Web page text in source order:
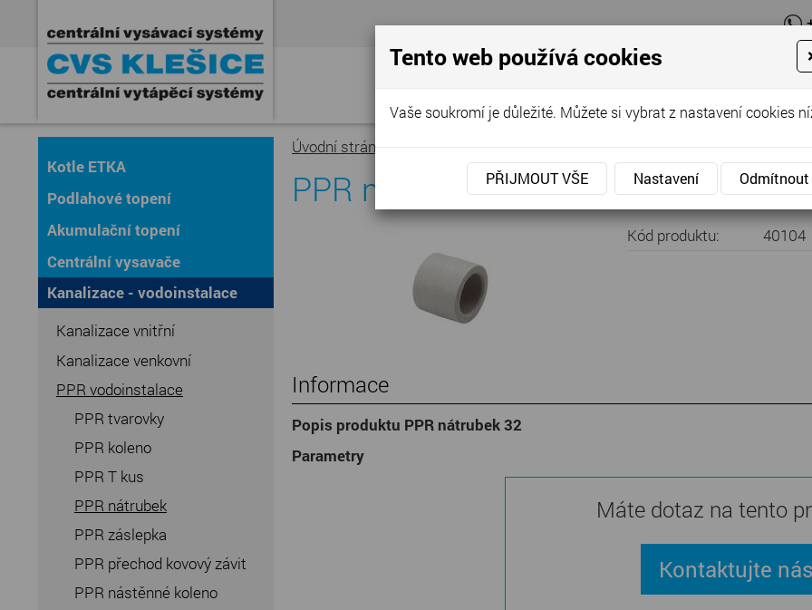
Úvodní stránka
PPR nátrubek 32
Kód produktu: 40104
Informace
Popis produktu PPR nátrubek 32
Parametry
Máte dotaz na tento
Kontaktujte nás
Kotle ETKA
Podlahové topení
Akumulační topení
Centrální vysavače
Kanalizace - vodoinstalace
Kanalizace vnitřní
Kanalizace venkovní
PPR vodoinstalace
PPR tvarovky
PPR koleno
PPR T kus
PPR nátrubek
PPR záslepka
PPR přechod kovový závit
PPR nástěnné koleno
Tento web používá cookies
Vaše soukromí je důležité. Můžete si vybrat z nastavení cookies
PŘIJMOUT VŠE Nastavení Odmítnout